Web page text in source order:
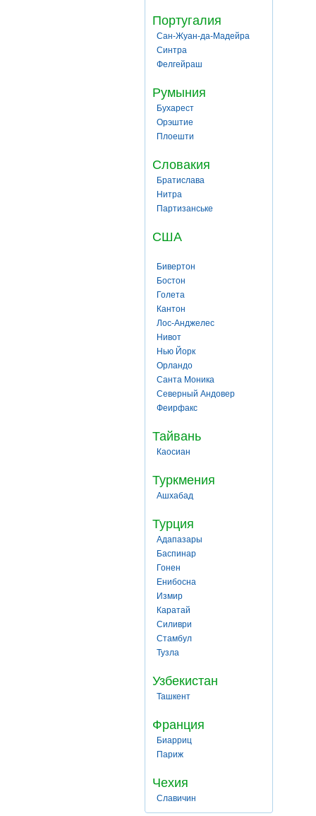
Португалия
Сан-Жуан-да-Мадейра
Синтра
Фелгейраш
Румыния
Бухарест
Орэштие
Плоешти
Словакия
Братислава
Нитра
Партизанське
США
Бивертон
Бостон
Голета
Кантон
Лос-Анджелес
Нивот
Нью Йорк
Орландо
Санта Моника
Северный Андовер
Феирфакс
Тайвань
Каосиан
Туркмения
Ашхабад
Турция
Адапазары
Баспинар
Гонен
Енибосна
Измир
Каратай
Силиври
Стамбул
Тузла
Узбекистан
Ташкент
Франция
Биарриц
Париж
Чехия
Славичин